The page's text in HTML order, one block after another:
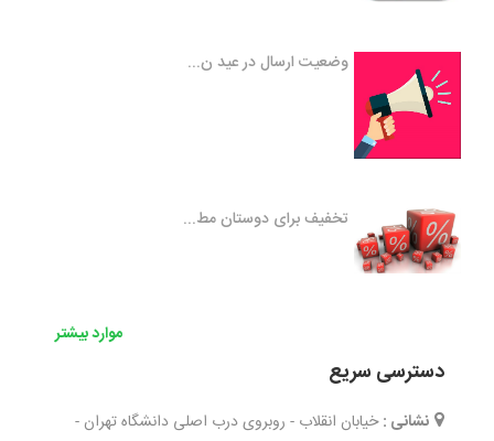
وضعیت ارسال در عید ن...
تخفیف برای دوستان مط...
موارد بیشتر
دسترسی سریع
نشانی : خیابان انقلاب - روبروی درب اصلی دانشگاه تهران -